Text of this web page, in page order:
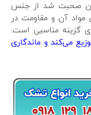
صحبت شد از جنس
آن و مقاومت در
گزینه مناسبی است.
می‌کند و ماندگاری